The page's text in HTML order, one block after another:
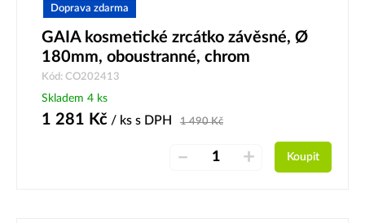
Doprava zdarma
GAIA kosmetické zrcátko závěsné, Ø
180mm, oboustranné, chrom
Kód: CO202413
Skladem 4 ks
1 281 Kč / ks s DPH 1 490Kč
– + Koupit